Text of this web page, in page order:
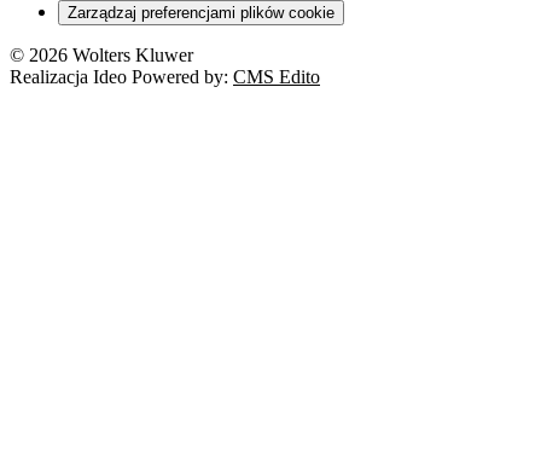
Zarządzaj preferencjami plików cookie
© 2026 Wolters Kluwer
Realizacja Ideo Powered by: CMS Edito